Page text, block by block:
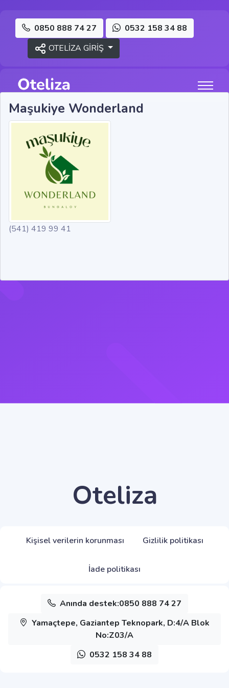
0850 888 74 27
0532 158 34 88
OTELİZA GİRİŞ
Maşukiye Wonderland
(541) 419 99 41
Oteliza
Kişisel verilerin korunması Gizlilik politikası
İade politikası
Anında destek:0850 888 74 27
Yamaçtepe, Gaziantep Teknopark, D:4/A Blok
No:Z03/A
0532 158 34 88